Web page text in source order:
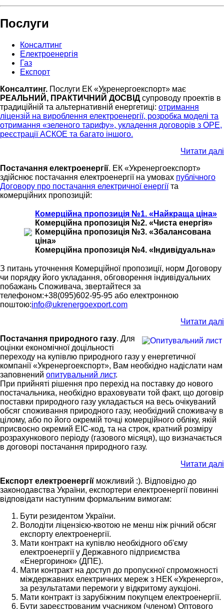
Послуги
Консалтинг
Електроенергія
Газ
Експорт
Консалтинг. Послуги ЕК «Укренергоекспорт» має
РЕАЛЬНИЙ, ПРАКТИЧНИЙ ДОСВІДсупроводу проектів в
традиційній та альтернативній енергетиці: отримання
ліцензій на вироблення електроенергії, розробка моделі та
отримання «зеленого тарифу», укладення договорів з ОРЕ,
реєстрації АСКОЕ та багато іншого.
Читати далі
Постачання електроенергії. ЕК «Укренергоекспорт»
здійснює постачання електроенергії на умовах публічного
Договору про постачання електричної енергіїта
комерційних пропозицій:
Комерційна пропозиція №1. «Найкраща ціна»
Комерційна пропозиція №2. «Чиста енергія»
Комерційна пропозиція №3. «Збалансована
ціна»
Комерційна пропозиція №4. «Індивідуальна»
З питань уточнення Комерційної пропозиції, норм Договору
чи порядку його укладання, обговорення індивідуальних
побажань Споживача, звертайтеся за
телефоном:+38(095)602-95-95 або електронною
поштою:info@ukrenergoexport.com
Читати далі
Постачання природного газу. Для
оцінки економічної доцільності
переходу на купівлю природного газу у енергетичної
компанії «Укренергоекспорт», Вам необхідно надіслати нам
заповнений опитувальний лист.
При прийняті рішення про перехід на поставку до нового
постачальника, необхідно враховувати той факт, що договір
поставки природного газу укладається на весь очікуваний
обсяг споживання природного газу, необхідний споживачу в
цілому, або по його окремій точці комерційного обліку, якій
присвоєно окремий EIC-код, та на строк, кратний розміру
розрахункового періоду (газового місяця), що визначається
в договорі постачання природного газу.
Читати далі
Експорт електроенергії можливий :). Відповідно до
законодавства України, експортери електроенергії повинні
відповідати наступним формальним вимогам:
Бути резидентом України.
Володіти ліцензією-квотою не менш ніж річний обсяг
експорту електроенергії.
Мати контракт на купівлю необхідного об'єму
електроенергії у Державного підприємства
«Енергоринок» (ДПЕ).
Мати контракт на доступ до пропускної спроможності
міждержавних електричних мереж з НЕК «Укренерго»,
за результатами перемоги у відкритому аукціоні.
Мати контракт із зарубіжним покупцем електроенергії.
Бути зареєстрованим учасником (членом) Оптового